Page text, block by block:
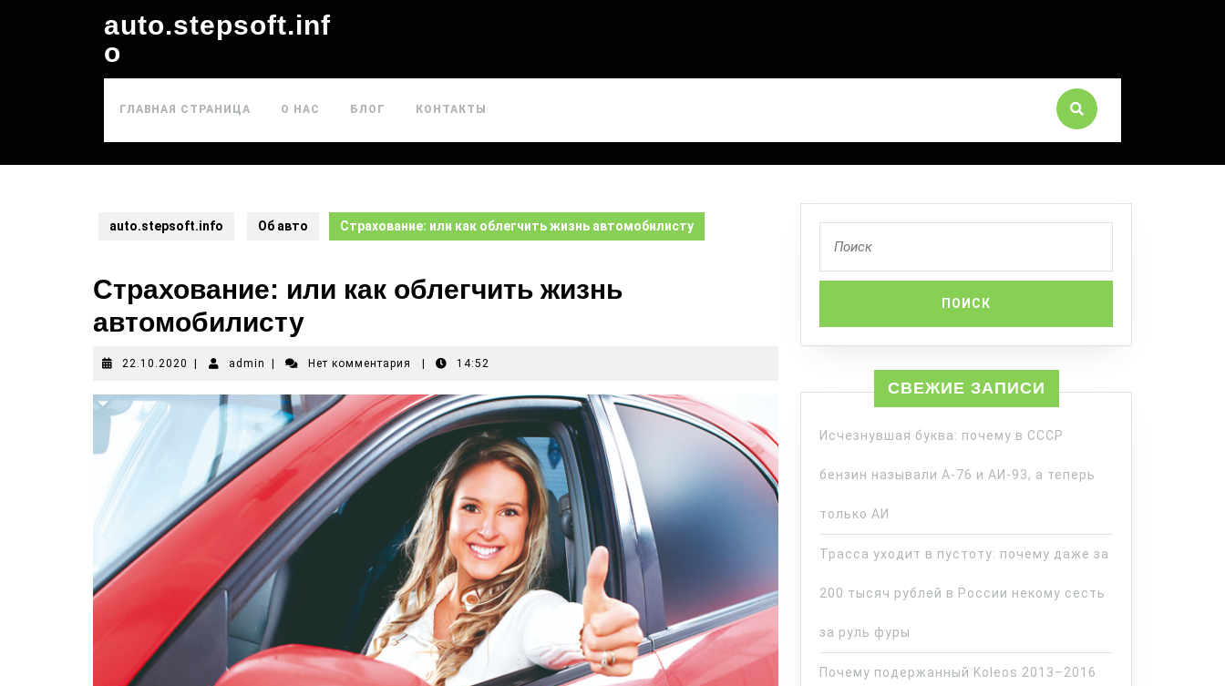
auto.stepsoft.inf
o
ГЛАВНАЯ СТРАНИЦА О НАС БЛОГ КОНТАКТЫ
auto.stepsoft.info Об авто Страхование: или как облегчить жизнь автомобилисту
Страхование: или как облегчить жизнь
автомобилисту
22.10.2020 admin Нет комментария 14:52
СВЕЖИЕ ЗАПИСИ
Исчезнувшая буква: почему в СССР
бензин называли А-76 и АИ-93, а теперь
только АИ
Трасса уходит в пустоту: почему даже за
200 тысяч рублей в России некому сесть
за руль фуры
Почему подержанный Koleos 2013–2016